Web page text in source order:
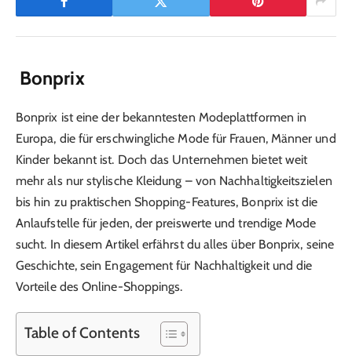
Bonprix
Bonprix ist eine der bekanntesten Modeplattformen in
Europa, die für erschwingliche Mode für Frauen, Männer und
Kinder bekannt ist. Doch das Unternehmen bietet weit
mehr als nur stylische Kleidung – von Nachhaltigkeitszielen
bis hin zu praktischen Shopping-Features, Bonprix ist die
Anlaufstelle für jeden, der preiswerte und trendige Mode
sucht. In diesem Artikel erfährst du alles über Bonprix, seine
Geschichte, sein Engagement für Nachhaltigkeit und die
Vorteile des Online-Shoppings.
Table of Contents